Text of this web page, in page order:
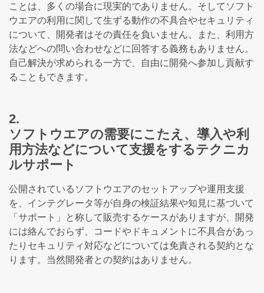
ことは、多くの場合に現実的でありません。そしてソフト
ウエアの利用に関して生ずる動作の不具合やセキュリティ
について、開発者はその責任を負いません。また、利用方
法などへの問い合わせなどに回答する義務もありません。
自己解決が求められる一方で、自由に開発へ参加し貢献す
ることもできます。
2.
ソフトウエアの需要にこたえ、導入や利
用方法などについて支援をするテクニカ
ルサポート
公開されているソフトウエアのセットアップや運用支援
を、インテグレータ等が自身の検証結果や知見に基づいて
「サポート」と称して販売するケースがありますが、開発
には絡んでおらず、コードやドキュメントに不具合があっ
たりセキュリティ対応などについては免責される契約とな
ります。当然開発者との契約はありません。